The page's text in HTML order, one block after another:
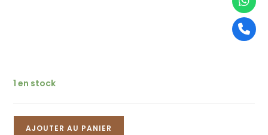
1 en stock
AJOUTER AU PANIER